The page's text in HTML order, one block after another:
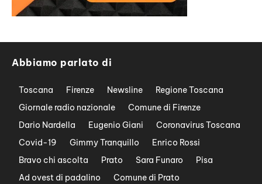
Abbiamo parlato di
Toscana Firenze Newsline
Regione Toscana
Giornale radio nazionale
Comune di Firenze
Dario Nardella
Eugenio Giani
Coronavirus Toscana
Covid-19
Gimmy Tranquillo
Enrico Rossi
Bravo chi ascolta
Prato Sara Funaro
Pisa
Ad ovest di padalino
Comune di Prato